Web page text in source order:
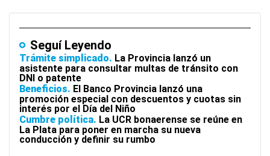
Seguí Leyendo
Trámite simplicado La Provincia lanzó un
asistente para consultar multas de tránsito con
DNI o patente
Beneficios El Banco Provincia lanzó una
promoción especial con descuentos y cuotas sin
interés por el Día del Niño
Cumbre política La UCR bonaerense se reúne en
La Plata para poner en marcha su nueva
conducción y definir su rumbo